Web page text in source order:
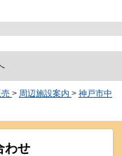
> 周辺施設案内 > 神戸市中
わせ